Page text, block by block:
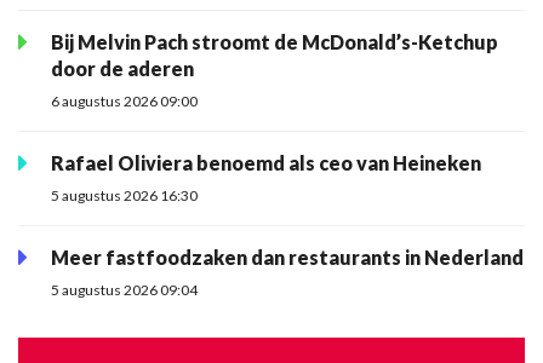
Bij Melvin Pach stroomt de McDonald’s-Ketchup
door de aderen
6 augustus 2026 09:00
Rafael Oliviera benoemd als ceo van Heineken
5 augustus 2026 16:30
Meer fastfoodzaken dan restaurants in Nederland
5 augustus 2026 09:04